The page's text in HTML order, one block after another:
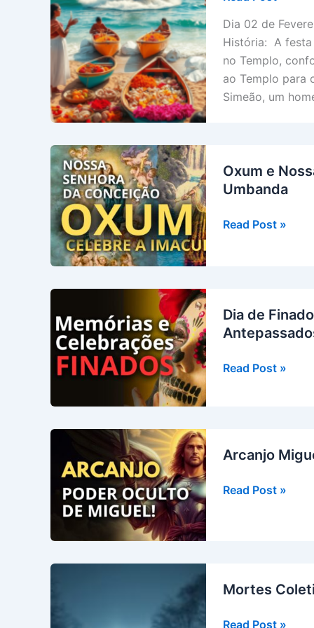
de
Fevereiro
–
Apresentação
do
Dia
de
Dia 02 de
História: A festa
no Templo,
ao Templo para
Simeão, um
Oxum e
Umbanda
Oxum
Conceição:
O
na
Read Post »
Dia de
Dia
Culturas
Seus
Read Post »
Arcanjo
Arcanjo
Read Post »
Mortes
Mortes
Read Post »